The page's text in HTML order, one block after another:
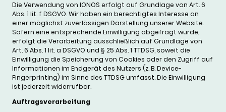
Die Verwendung von IONOS erfolgt auf Grundlage von Art. 6
Abs. 1 lit. f DSGVO. Wir haben ein berechtigtes Interesse an
einer möglichst zuverlässigen Darstellung unserer Website.
Sofern eine entsprechende Einwilligung abgefragt wurde,
erfolgt die Verarbeitung ausschließlich auf Grundlage von
Art. 6 Abs. 1 lit. a DSGVO und § 25 Abs. 1 TTDSG, soweit die
Einwilligung die Speicherung von Cookies oder den Zugriff auf
Informationen im Endgerät des Nutzers (z. B. Device-
Fingerprinting) im Sinne des TTDSG umfasst. Die Einwilligung
ist jederzeit widerrufbar.
Auftragsverarbeitung